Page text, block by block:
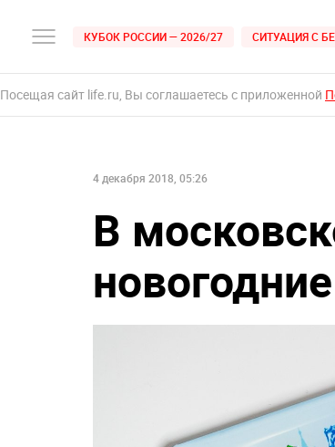
КУБОК РОССИИ — 2026/27 СИТУАЦИЯ С
Посещая сайт life.ru, Вы соглашаетесь с приложенной
4 декабря 2018, 05:26
В